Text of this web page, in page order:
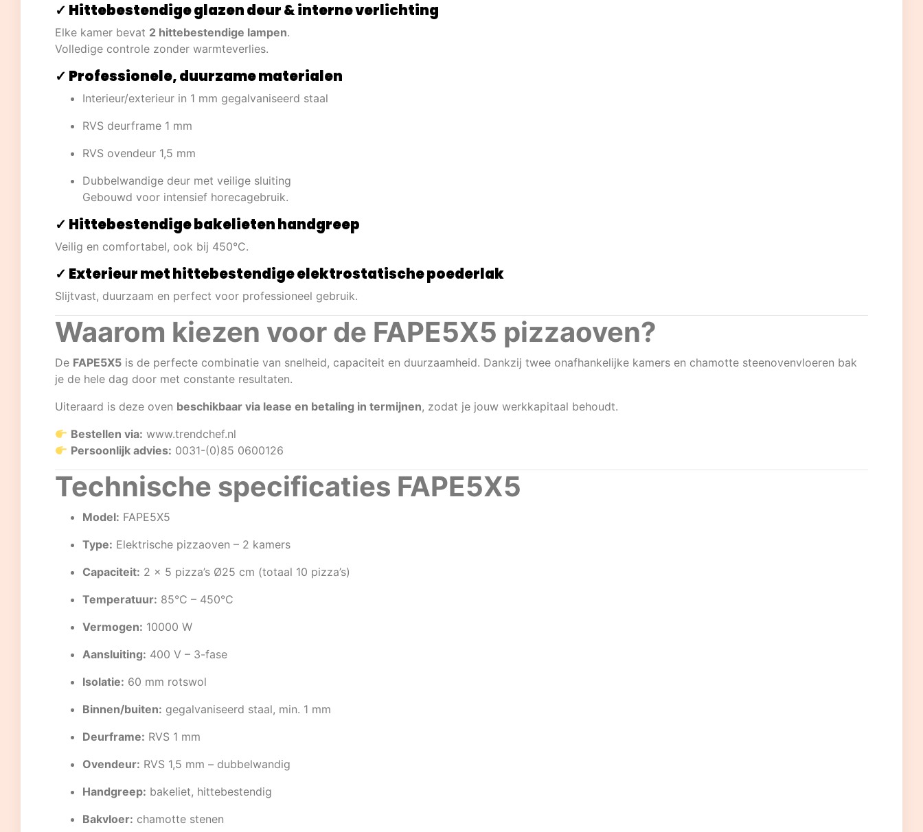
✓ Hittebestendige glazen deur & interne verlichting
Elke kamer bevat 2 hittebestendige lampen.
Volledige controle zonder warmteverlies.
✓ Professionele, duurzame materialen
Interieur/exterieur in 1 mm gegalvaniseerd staal
RVS deurframe 1 mm
RVS ovendeur 1,5 mm
Dubbelwandige deur met veilige sluiting
Gebouwd voor intensief horecagebruik.
✓ Hittebestendige bakelieten handgreep
Veilig en comfortabel, ook bij 450°C.
✓ Exterieur met hittebestendige elektrostatische poederlak
Slijtvast, duurzaam en perfect voor professioneel gebruik.
Waarom kiezen voor de FAPE5X5 pizzaoven?
De FAPE5X5 is de perfecte combinatie van snelheid, capaciteit en duurzaamheid. Dankzij twee onafhankelijke kamers en chamotte steenovenvloeren bak
je de hele dag door met constante resultaten.
Uiteraard is deze oven beschikbaar via lease en betaling in termijnen, zodat je jouw werkkapitaal behoudt.
Bestellen via: www.trendchef.nl
Persoonlijk advies: 0031-(0)85 0600126
Technische specificaties FAPE5X5
Model: FAPE5X5
Type: Elektrische pizzaoven – 2 kamers
Capaciteit: 2 × 5 pizza’s Ø25 cm (totaal 10 pizza’s)
Temperatuur: 85°C – 450°C
Vermogen: 10000 W
Aansluiting: 400 V – 3-fase
Isolatie: 60 mm rotswol
Binnen/buiten: gegalvaniseerd staal, min. 1 mm
Deurframe: RVS 1 mm
Ovendeur: RVS 1,5 mm – dubbelwandig
Handgreep: bakeliet, hittebestendig
Bakvloer: chamotte stenen